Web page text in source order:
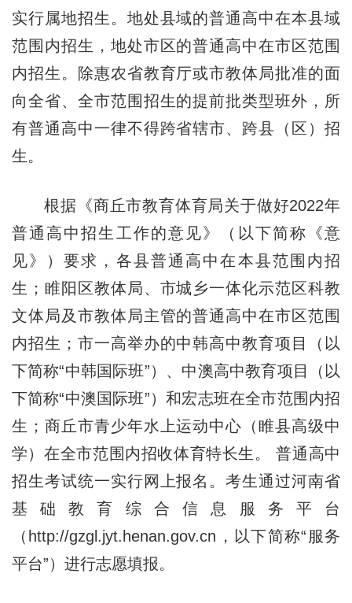
实行属地招生。地处县域的普通高中在本县域
范围内招生，地处市区的普通高中在市区范围
内招生。除惠农省教育厅或市教体局批准的面
向全省、全市范围招生的提前批类型班外，所
有普通高中一律不得跨省辖市、跨县（区）招
生。
根据《商丘市教育体育局关于做好2022年
普通高中招生工作的意见》（以下简称《意
见》）要求，各县普通高中在本县范围内招
生；睢阳区教体局、市城乡一体化示范区科教
文体局及市教体局主管的普通高中在市区范围
内招生；市一高举办的中韩高中教育项目（以
下简称“中韩国际班”）、中澳高中教育项目（以
下简称“中澳国际班”）和宏志班在全市范围内招
生；商丘市青少年水上运动中心（睢县高级中
学）在全市范围内招收体育特长生。 普通高中
招生考试统一实行网上报名。考生通过河南省
基础教育综合信息服务平台
（http://gzgl.jyt.henan.gov.cn，以下简称“服务
平台”）进行志愿填报。